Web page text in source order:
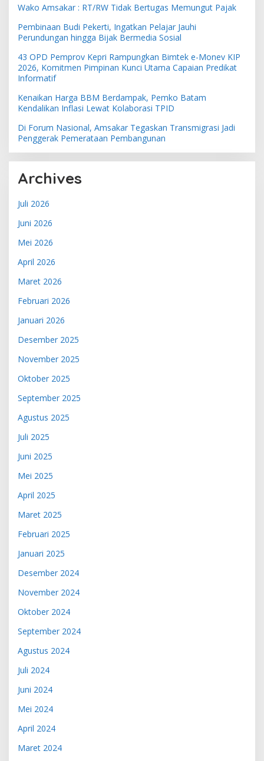
Wako Amsakar : RT/RW Tidak Bertugas Memungut Pajak
Pembinaan Budi Pekerti, Ingatkan Pelajar Jauhi
Perundungan hingga Bijak Bermedia Sosial
43 OPD Pemprov Kepri Rampungkan Bimtek e-Monev KIP
2026, Komitmen Pimpinan Kunci Utama Capaian Predikat
Informatif
Kenaikan Harga BBM Berdampak, Pemko Batam
Kendalikan Inflasi Lewat Kolaborasi TPID
Di Forum Nasional, Amsakar Tegaskan Transmigrasi Jadi
Penggerak Pemerataan Pembangunan
Archives
Juli 2026
Juni 2026
Mei 2026
April 2026
Maret 2026
Februari 2026
Januari 2026
Desember 2025
November 2025
Oktober 2025
September 2025
Agustus 2025
Juli 2025
Juni 2025
Mei 2025
April 2025
Maret 2025
Februari 2025
Januari 2025
Desember 2024
November 2024
Oktober 2024
September 2024
Agustus 2024
Juli 2024
Juni 2024
Mei 2024
April 2024
Maret 2024